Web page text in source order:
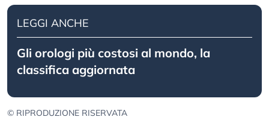
LEGGI ANCHE
Gli orologi più costosi al mondo, la
classifica aggiornata
© RIPRODUZIONE RISERVATA